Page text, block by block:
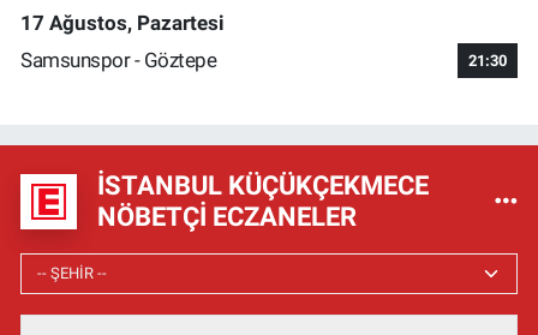
17 Ağustos, Pazartesi
Samsunspor - Göztepe
21:30
İSTANBUL KÜÇÜKÇEKMECE
NÖBETÇI ECZANELER